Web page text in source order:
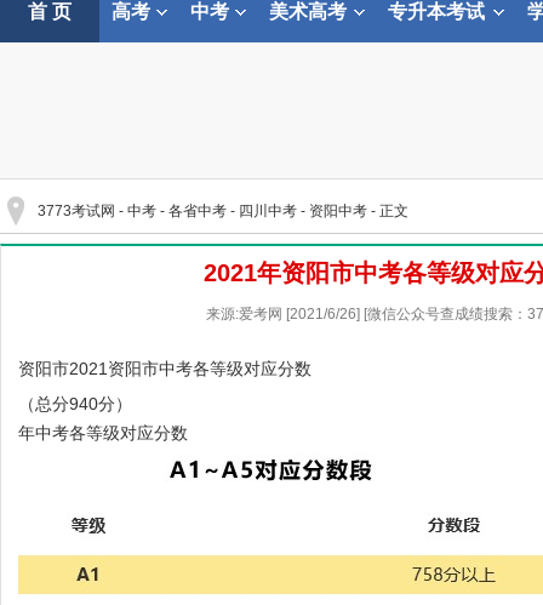
首 页 高考 中考 美术高考 专升本考试
3773考试网 - 中考 - 各省中考 - 四川中考 - 资阳中考 - 正文
2021年资阳市中考各等级对应
来源:爱考网 [2021/6/26] [微信公众号查成绩搜索：
资阳市2021资阳市中考各等级对应分数
（总分940分）
年中考各等级对应分数